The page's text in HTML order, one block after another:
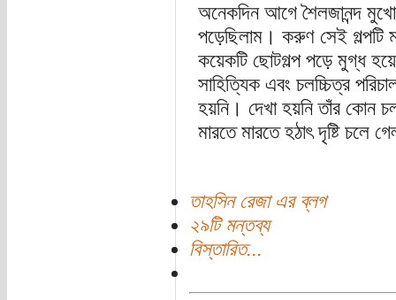
অনেকদিন আগে শৈলজানন্দ
পড়েছিলাম। করুণ সেই
কয়েকটি ছোটগল্প পড়ে মুগ্ধ
সাহিত্যিক এবং চলচ্চিত্র
হয়নি। দেখা হয়নি তাঁর কোন
মারতে মারতে হঠাৎ দৃষ্টি চলে
তাহসিন রেজা এর ব্লগ
২৯টি মন্তব্য
বিস্তারিত...